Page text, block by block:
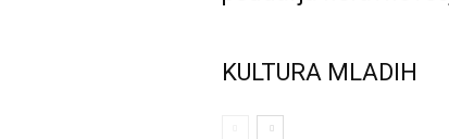
KULTURA MLADIH